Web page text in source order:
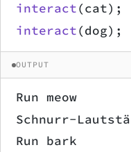
interact(cat);
interact(dog);
OUTPUT
Run meow
Schnurr-
Run bark